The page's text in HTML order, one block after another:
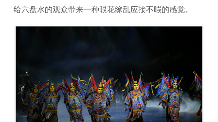
给六盘水的观众带来一种眼花缭乱应接不暇的感觉。